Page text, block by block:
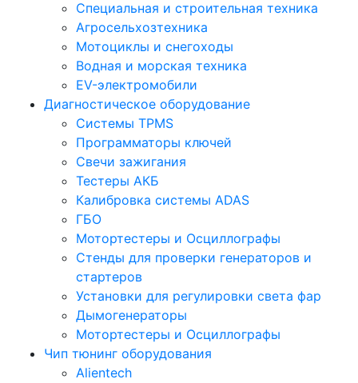
Специальная и строительная техника
Агросельхозтехника
Мотоциклы и снегоходы
Водная и морская техника
EV-электромобили
Диагностическое оборудование
Системы TPMS
Программаторы ключей
Свечи зажигания
Тестеры АКБ
Калибровка системы ADAS
ГБО
Мотортестеры и Осциллографы
Стенды для проверки генераторов и
стартеров
Установки для регулировки света фар
Дымогенераторы
Мотортестеры и Осциллографы
Чип тюнинг оборудования
Alientech